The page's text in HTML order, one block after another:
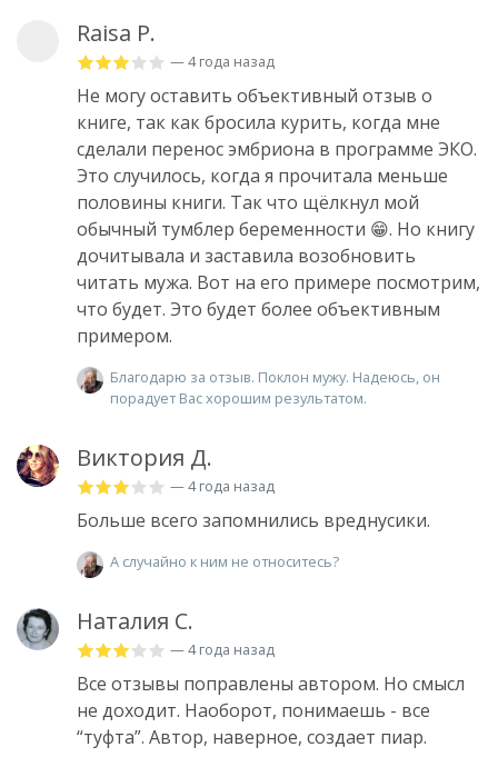
Raisa P.
— 4 года назад
Не могу оставить объективный отзыв о
книге, так как бросила курить, когда мне
сделали перенос эмбриона в программе ЭКО.
Это случилось, когда я прочитала меньше
половины книги. Так что щёлкнул мой
обычный тумблер беременности 😁. Но книгу
дочитывала и заставила возобновить
читать мужа. Вот на его примере посмотрим,
что будет. Это будет более объективным
примером.
Благодарю за отзыв. Поклон мужу. Надеюсь, он
порадует Вас хорошим результатом.
Виктория Д.
— 4 года назад
Больше всего запомнились вреднусики.
А случайно к ним не относитесь?
Наталия С.
— 4 года назад
Все отзывы поправлены автором. Но смысл
не доходит. Наоборот, понимаешь - все
“туфта”. Автор, наверное, создает пиар.